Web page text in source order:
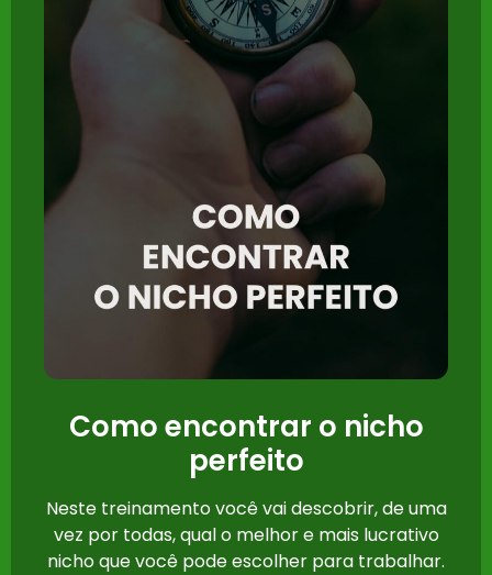
Como encontrar o nicho
perfeito
Neste treinamento você vai descobrir, de uma
vez por todas, qual o melhor e mais lucrativo
nicho que você pode escolher para trabalhar.